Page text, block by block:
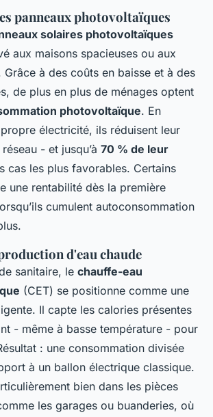
panneaux photovoltaïques
solaires photovoltaïques
aux maisons spacieuses ou aux
Grâce à des coûts en baisse et à des
de plus en plus de ménages optent
photovoltaïque. En
électricité, ils réduisent leur
- et jusqu’à 70 % de leur
cas les plus favorables. Certains
une rentabilité dès la première
cumulent autoconsommation
d'eau chaude
sanitaire, le chauffe-eau
(CET) se positionne comme une
Il capte les calories présentes
- même à basse température - pour
: une consommation divisée
à un ballon électrique classique.
bien dans les pièces
les garages ou buanderies, où